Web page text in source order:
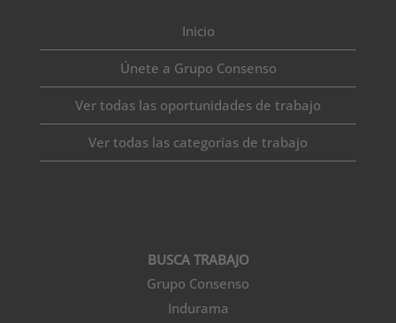
Inicio
Únete a Grupo Consenso
Ver todas las oportunidades de trabajo
Ver todas las categorías de trabajo
BUSCA TRABAJO
Grupo Consenso
Indurama